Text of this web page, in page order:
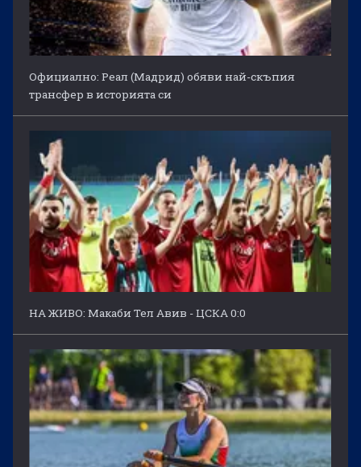
Официално: Реал (Мадрид) обяви най-скъпия
трансфер в историята си
НА ЖИВО: Макаби Тел Авив - ЦСКА 0:0